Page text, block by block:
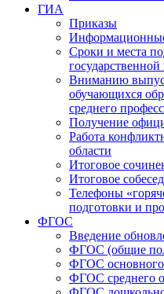
ГИА
Приказы
Сроки и места
Вниманию
обучающихся
среднего
Получение
Работа
области
Итоговое
Итоговое
Телефоны
подготовки и
ФГОС
Введение
ФГОС (общие
ФГОС основного
ФГОС среднего